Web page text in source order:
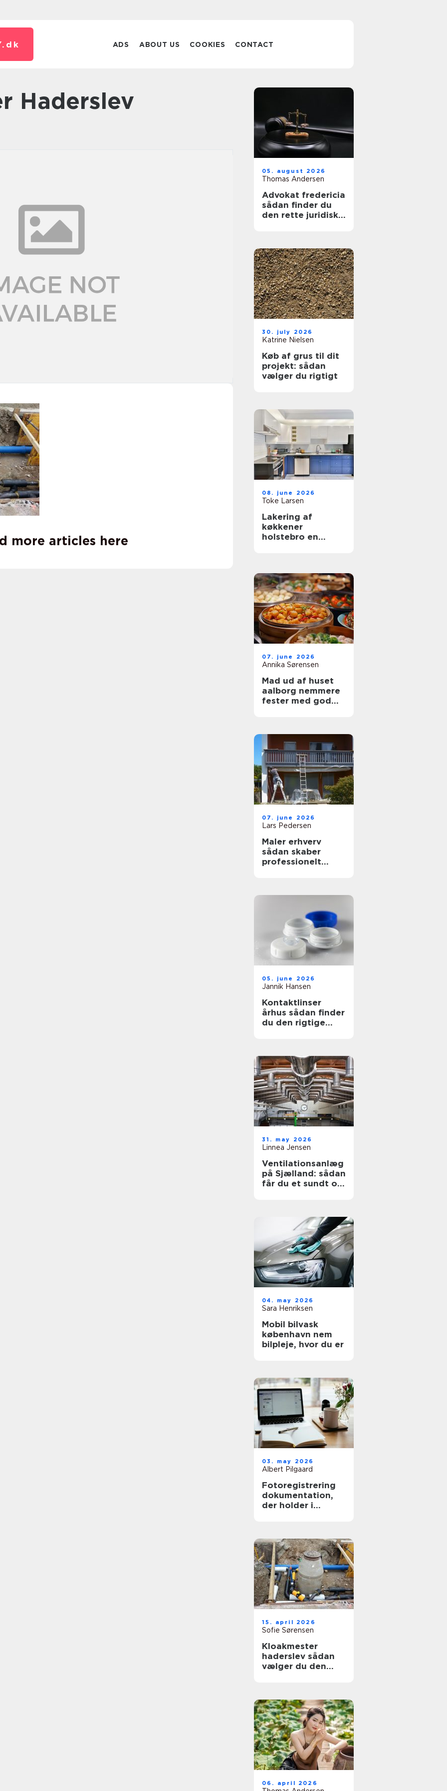
dk ADS ABOUT US COOKIES CONTACT
Haderslev
more articles here
05. august 2026
Thomas Andersen
Advokat fredericia
sådan finder du
den rette juridiske
30. july 2026
Katrine Nielsen
Køb af grus til dit
projekt: sådan
vælger du rigtigt
08. june 2026
Toke Larsen
Lakering af
køkkener
holstebro en
07. june 2026
Annika Sørensen
Mad ud af huset
aalborg nemmere
fester med god
07. june 2026
Lars Pedersen
Maler erhverv
sådan skaber
professionelt
05. june 2026
Jannik Hansen
Kontaktlinser
århus sådan finder
du den rigtige
31. may 2026
Linnea Jensen
Ventilationsanlæg
på Sjælland: sådan
får du et sundt og
04. may 2026
Sara Henriksen
Mobil bilvask
københavn nem
bilpleje, hvor du er
03. may 2026
Albert Pilgaard
Fotoregistrering
dokumentation,
der holder i
15. april 2026
Sofie Sørensen
Kloakmester
haderslev sådan
vælger du den
06. april 2026